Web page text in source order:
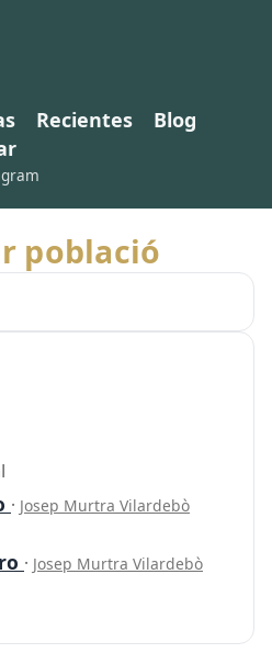
Recientes
Blog
població
· Josep Murtra Vilardebò
· Josep Murtra Vilardebò